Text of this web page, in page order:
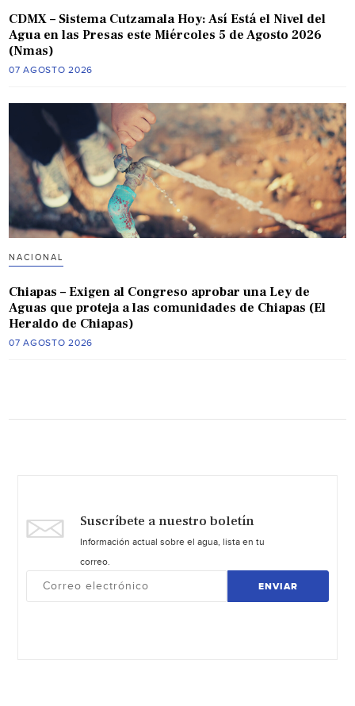
CDMX – Sistema Cutzamala Hoy: Así Está el Nivel del
Agua en las Presas este Miércoles 5 de Agosto 2026
(Nmas)
07 AGOSTO 2026
NACIONAL
Chiapas – Exigen al Congreso aprobar una Ley de
Aguas que proteja a las comunidades de Chiapas (El
Heraldo de Chiapas)
07 AGOSTO 2026
Suscríbete a nuestro boletín
Información actual sobre el agua, lista en tu
correo.
ENVIAR